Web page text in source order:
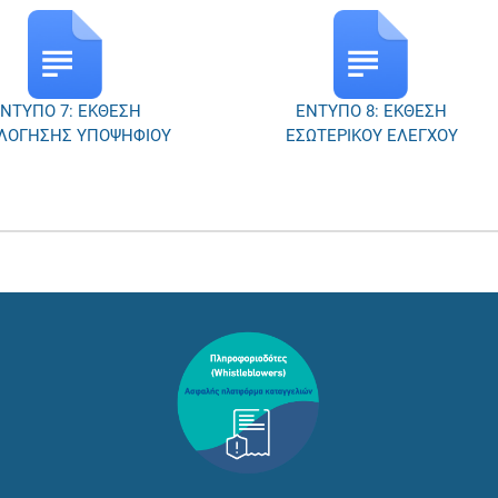
8: ΕΚΘΕΣΗ
ΕΛΕΓΧΟΥ
ΕΝΤΥΠΟ 3: ΑΙΤΗΣΗ
ΥΠΟΨΗΦΙΟΥ ΓΙΑ ΑΠΟΚΤΗΣΗ